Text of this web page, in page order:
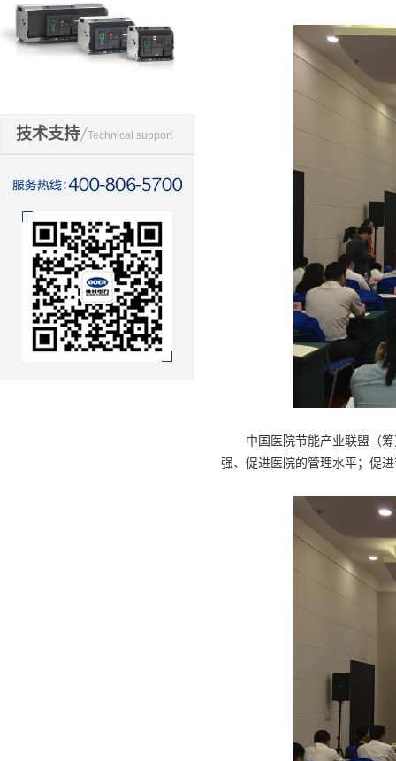
技术支持 Technical support
中国医院节能产业联盟（筹
强、促进医院的管理水平；促